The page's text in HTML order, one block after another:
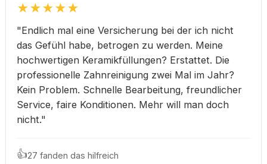
★★★★★
"Endlich mal eine Versicherung bei der ich nicht
das Gefühl habe, betrogen zu werden. Meine
hochwertigen Keramikfüllungen? Erstattet. Die
professionelle Zahnreinigung zwei Mal im Jahr?
Kein Problem. Schnelle Bearbeitung, freundlicher
Service, faire Konditionen. Mehr will man doch
nicht."
👍27 fanden das hilfreich